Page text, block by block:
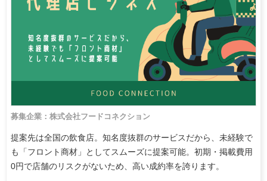
募集企業：株式会社フードコネクション
提案先は全国の飲食店。知名度抜群のサービスだから、未経験で
も「フロント商材」としてスムーズに提案可能。初期・掲載費用
0円で店舗のリスクがないため、高い成約率を誇ります。